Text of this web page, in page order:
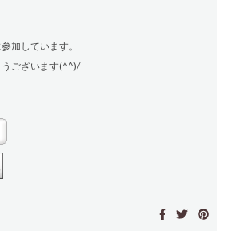
加しています。
ございます(^^)/